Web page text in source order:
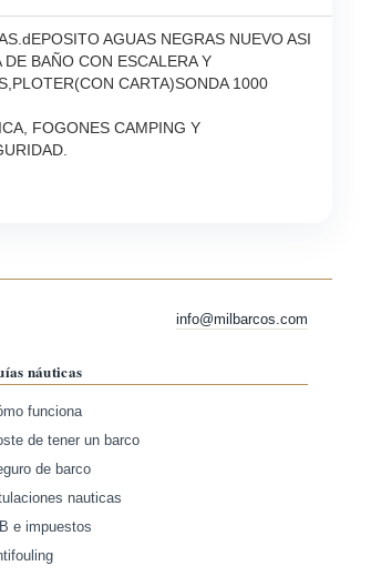
AGUAS NEGRAS NUEVO ASI
BAÑO CON ESCALERA Y
CARTA)SONDA 1000
FOGONES CAMPING Y
info@milbarcos.com
náuticas
funciona
de tener un barco
de barco
nauticas
e impuestos